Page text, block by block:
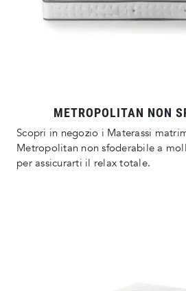
METROPOLITAN NON
Scopri in negozio i Materassi
Metropolitan non sfoderabile a
per assicurarti il relax totale.